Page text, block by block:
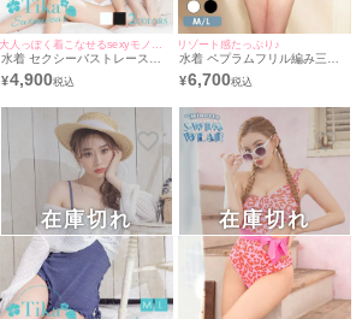
水着 セクシーバストレースア
ップカットアウトモノキニビキ
ニ
¥4,900
リゾート感たっぷり♪
水着 ペプラムフリル編み三角
フリンジクロシェホルターネッ
クビキニ
¥6,700
在庫切れ 在庫切れ